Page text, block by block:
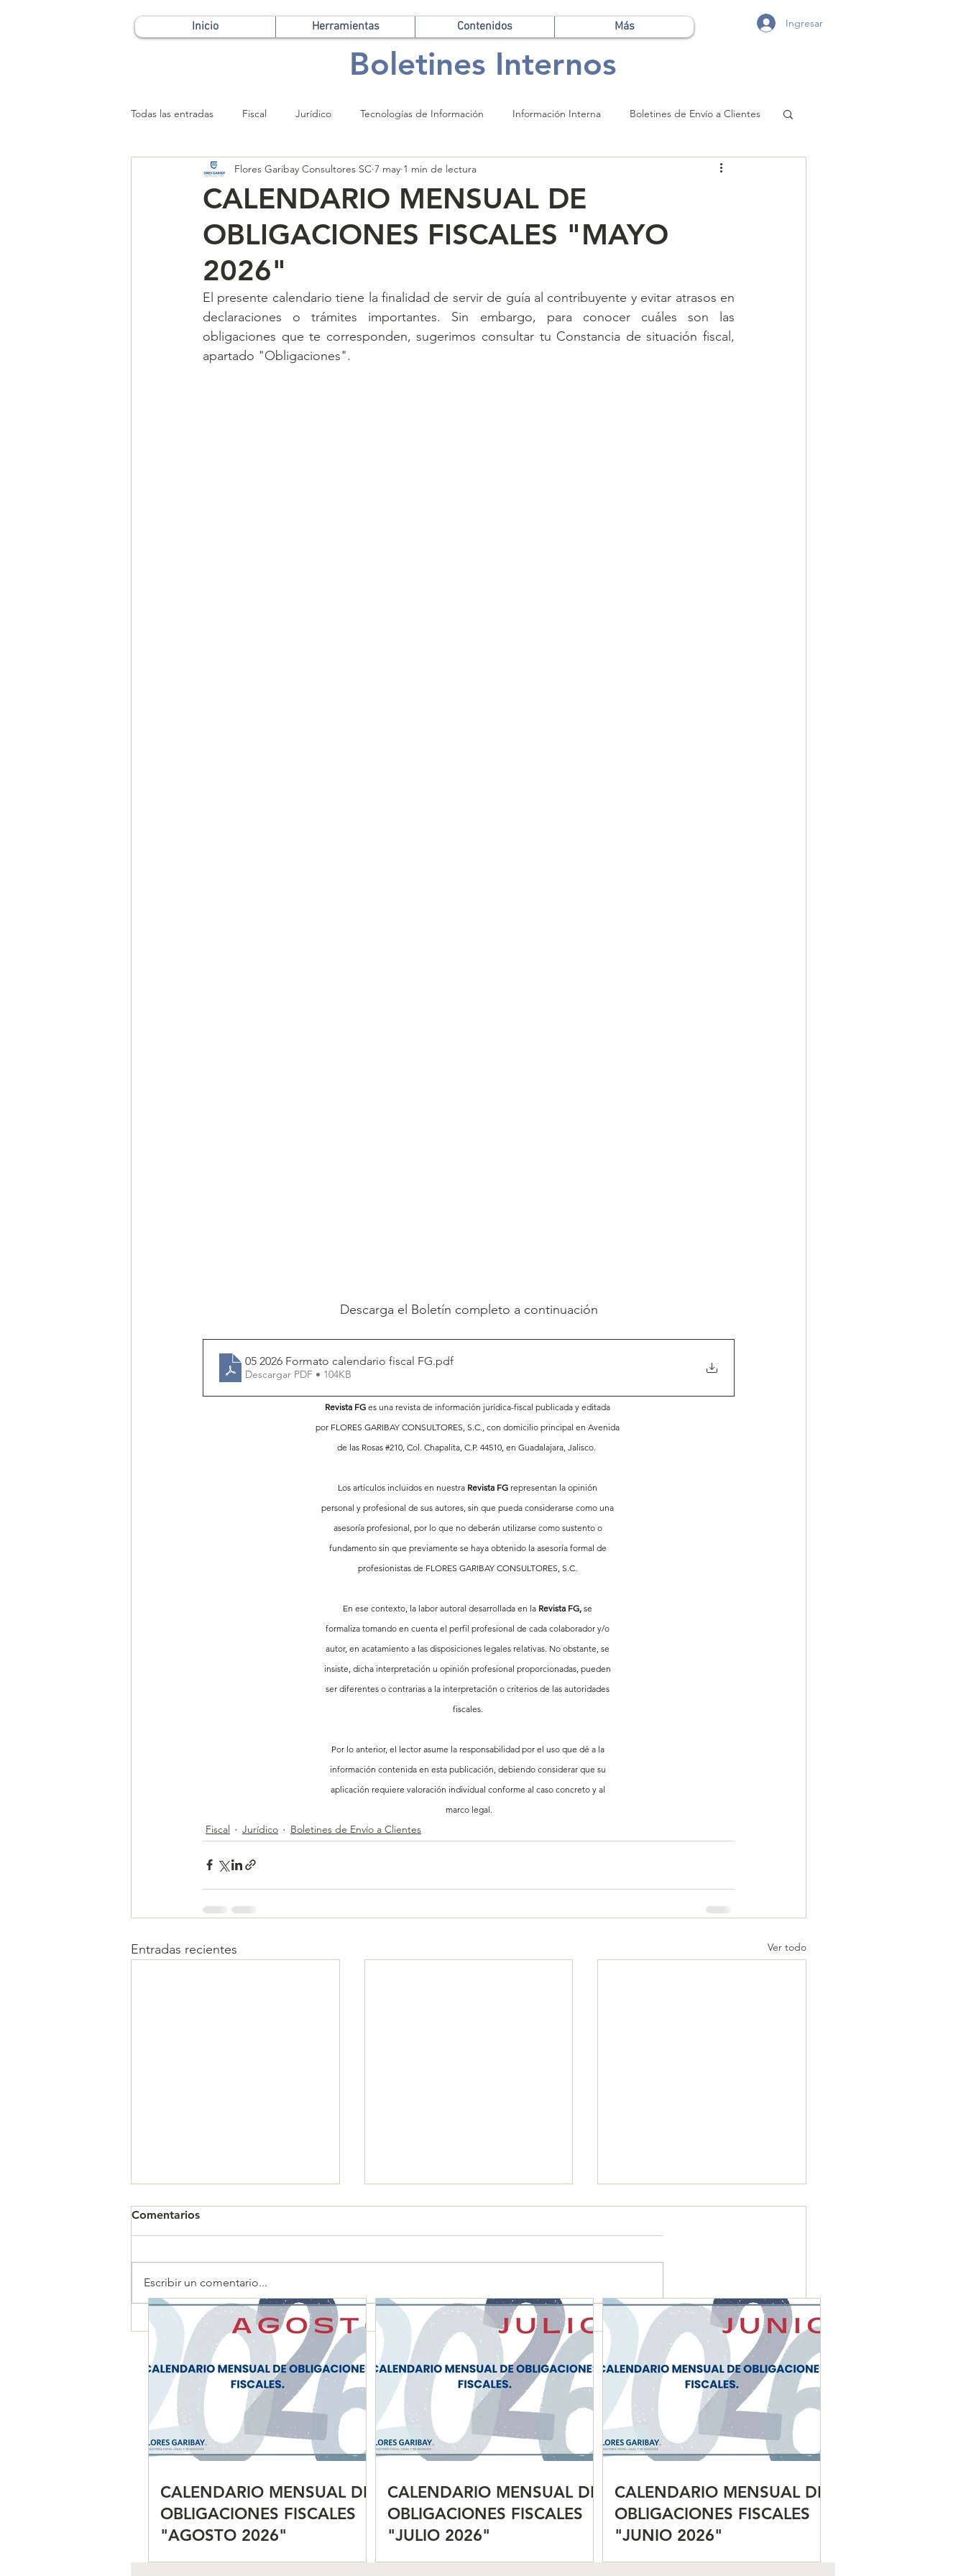
Inicio Herramientas Contenidos Más Ingresar
Boletines Internos
Todas las entradas Fiscal Jurídico Tecnologías de Información Información Interna Boletines de Envío a Clientes
Patrimonial
CALENDARIO MENSUAL DE
OBLIGACIONES FISCALES "MAYO
2026"
Flores Garibay Consultores SC 7 may 1 min de lectura
El presente calendario tiene la finalidad de servir de guía al contribuyente y evitar atrasos en
declaraciones o trámites importantes. Sin embargo, para conocer cuáles son las
obligaciones que te corresponden, sugerimos consultar tu Constancia de situación fiscal,
apartado "Obligaciones".
Descarga el Boletín completo a continuación
05 2026 Formato calendario fiscal FG.pdf
Descargar PDF • 104KB
Revista FG es una revista de información jurídica-fiscal publicada y editada
por FLORES GARIBAY CONSULTORES, S.C., con domicilio principal en Avenida
de las Rosas #210 , Col. Chapalita, C.P. 44510, en Guadalajara, Jalisco.
Los artículos incluidos en nuestra Revista FG representan la opinión
personal y profesional de sus autores, sin que pueda considerarse como una
asesoría profesional, por lo que no deberán utilizarse como sustento o
fundamento sin que previamente se haya obtenido la asesoría formal de
profesionistas de FLORES GARIBAY CONSULTORES, S.C.
En ese contexto, la labor autoral desarrollada en la Revista FG, se
formaliza tomando en cuenta el perfil profesional de cada colaborador y/o
autor, en acatamiento a las disposiciones legales relativas. No obstante, se
insiste, dicha interpretación u opinión profesional proporcionadas, pueden
ser diferentes o contrarias a la interpretación o criterios de las autoridades
fiscales.
Por lo anterior, el lector asume la responsabilidad por el uso que dé a la
información contenida en esta publicación, debiendo considerar que su
aplicación requiere valoración individual conforme al caso concreto y al
marco legal.
Fiscal Jurídico Boletines de Envío a Clientes
Entradas recientes Ver todo
CALENDARIO MENSUAL DE
OBLIGACIONES FISCALES
"AGOSTO 2026"
CALENDARIO MENSUAL DE
OBLIGACIONES FISCALES
"JULIO 2026"
CALENDARIO MENSUAL DE
OBLIGACIONES FISCALES
"JUNIO 2026"
Comentarios
Escribir un comentario...
CALENDARIO MENSUAL DE
OBLIGACIONES FISCALES
"AGOSTO 2026"
CALENDARIO MENSUAL DE
OBLIGACIONES FISCALES
"JULIO 2026"
CALENDARIO MENSUAL DE
OBLIGACIONES FISCALES
"JUNIO 2026"